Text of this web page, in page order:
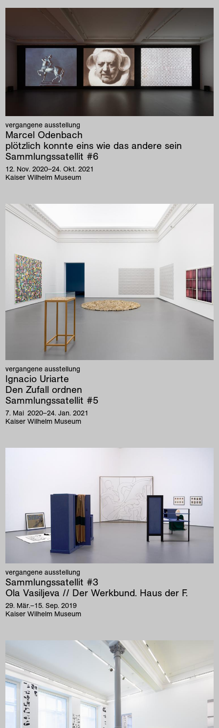
vergangene ausstellung
Marcel Odenbach
plötzlich konnte eins wie das andere sein
Sammlungssatellit #6
12. Nov.2020–24. Okt.2021
Kaiser Wilhelm Museum
vergangene ausstellung
Ignacio Uriarte
Den Zufall ordnen
Sammlungssatellit #5
7. Mai 2020–24.Jan.2021
Kaiser Wilhelm Museum
vergangene ausstellung
Sammlungssatellit #3
Ola Vasiljeva // Der Werkbund. Haus der F.
29. Mär.–15.Sep.2019
Kaiser Wilhelm Museum